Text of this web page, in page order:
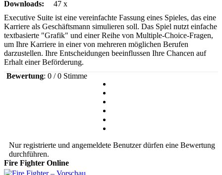
Downloads:
47 x
Executive Suite ist eine vereinfachte Fassung eines Spieles, das eine
Karriere als Geschäftsmann simulieren soll. Das Spiel nutzt einfache
textbasierte "Grafik" und einer Reihe von Multiple-Choice-Fragen,
um Ihre Karriere in einer von mehreren möglichen Berufen
darzustellen. Ihre Entscheidungen beeinflussen Ihre Chancen auf
Erhalt einer Beförderung.
Bewertung: 0 / 0 Stimme
Nur registrierte und angemeldete Benutzer dürfen eine Bewertung
durchführen.
Fire Fighter Online